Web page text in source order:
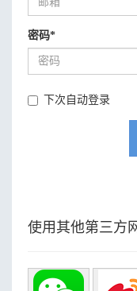
密码*
下次自动登录
使用其他第三方